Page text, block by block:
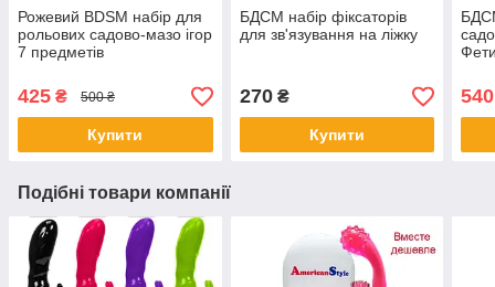
Рожевий BDSM набір для
рольових садово-мазо ігор
7 предметів
425 ₴ 500 ₴
Купити
БДСМ набір фіксаторів
для зв'язування на ліжку
270₴
Купити
540
Подібні товари компанії